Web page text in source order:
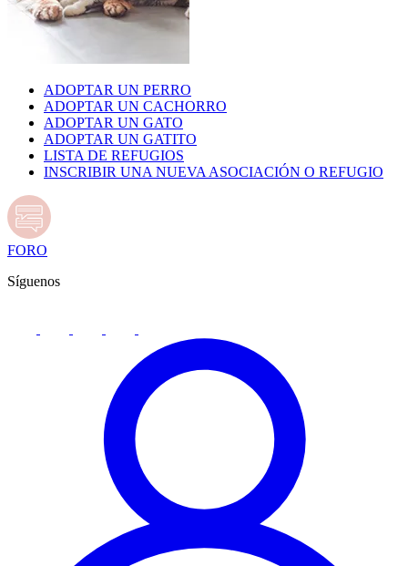
ADOPTAR UN PERRO
ADOPTAR UN CACHORRO
ADOPTAR UN GATO
ADOPTAR UN GATITO
LISTA DE REFUGIOS
INSCRIBIR UNA NUEVA ASOCIACIÓN O REFUGIO
FORO
Síguenos